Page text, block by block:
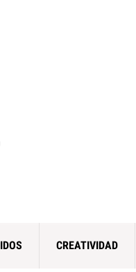
CREATIVIDAD